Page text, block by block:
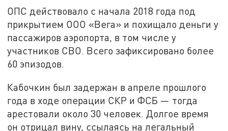
ОПС действовало с начала 2018 года под
прикрытием ООО «Вега» и похищало деньги у
пассажиров аэропорта, в том числе у
участников СВО. Всего зафиксировано более
60 эпизодов.
Кабочкин был задержан в апреле прошлого
года в ходе операции СКР и ФСБ — тогда
арестовали около 30 человек. Долгое время
он отрицал вину, ссылаясь на легальный